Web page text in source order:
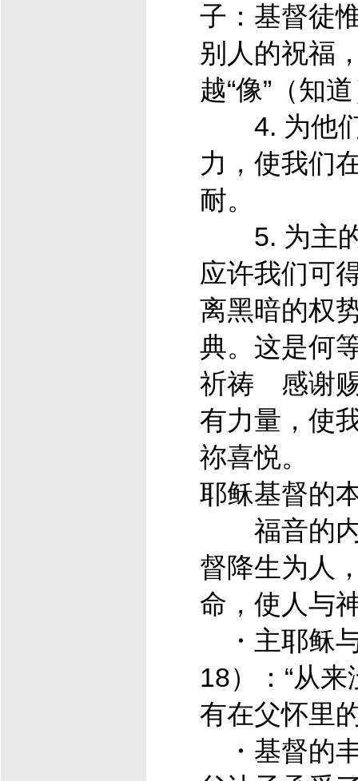
子： 基督徒
别人的祝福
越“像”（知
4. 为他们
力，使我们
耐。
5. 为主的
应许我们可
离黑暗的权
典。这是何
祈祷 感谢
有力量，使
祢喜悦。
耶稣基督的
福音的内
督降生为人
命，使人与
・主耶稣
18）：“从
有在父怀里
・ 基督的